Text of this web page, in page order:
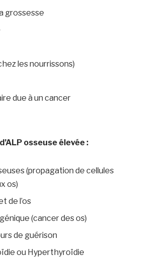
grossesse
les nourrissons)
due à un cancer
osseuse élevée :
(propagation de cellules
os)
de l’os
(cancer des os)
de guérison
ou Hyperthyroïdie